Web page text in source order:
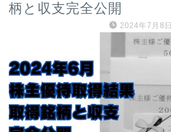
柄と収支完全公開
2024年7月8日